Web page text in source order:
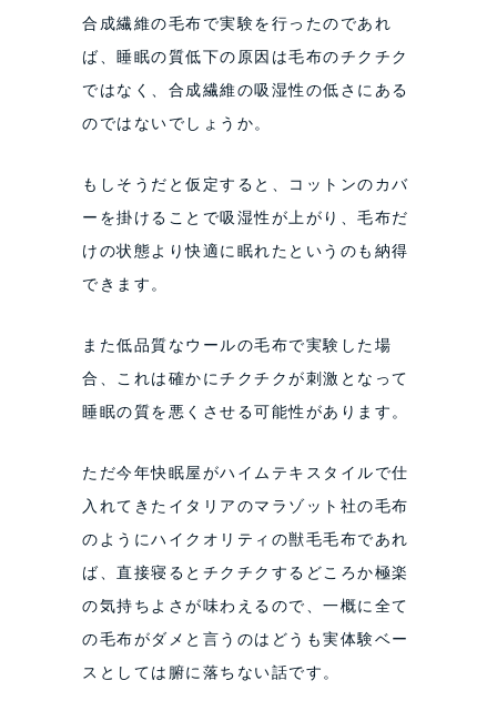
合成繊維の毛布で実験を行ったのであれ
ば、睡眠の質低下の原因は毛布のチクチク
ではなく、合成繊維の吸湿性の低さにある
のではないでしょうか。
もしそうだと仮定すると、コットンのカバ
ーを掛けることで吸湿性が上がり、毛布だ
けの状態より快適に眠れたというのも納得
できます。
また低品質なウールの毛布で実験した場
合、これは確かにチクチクが刺激となって
睡眠の質を悪くさせる可能性があります。
ただ今年快眠屋がハイムテキスタイルで仕
入れてきたイタリアのマラゾット社の毛布
のようにハイクオリティの獣毛毛布であれ
ば、直接寝るとチクチクするどころか極楽
の気持ちよさが味わえるので、一概に全て
の毛布がダメと言うのはどうも実体験ベー
スとしては腑に落ちない話です。